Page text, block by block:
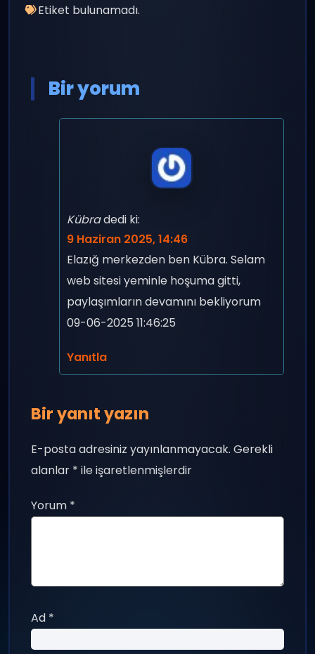
Etiket bulunamadı.
Bir yorum
Kübradedi ki:
9 Haziran 2025, 14:46
Elazığ merkezden ben Kübra. Selam
web sitesi yeminle hoşuma gitti,
paylaşımların devamını bekliyorum
09-06-2025 11:46:25
Yanıtla
Bir yanıt yazın
E-posta adresiniz yayınlanmayacak. Gerekli
alanlar * ile işaretlenmişlerdir
Yorum *
Ad *